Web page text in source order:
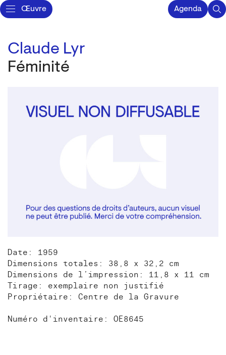
Œuvre Agenda
Claude Lyr
Féminité
Date: 1959
Dimensions totales: 38,8 x 32,2 cm
Dimensions de l’impression: 11,8 x 11 cm
Tirage: exemplaire non justifié
Propriétaire: Centre de la Gravure
Numéro d'inventaire: OE8645